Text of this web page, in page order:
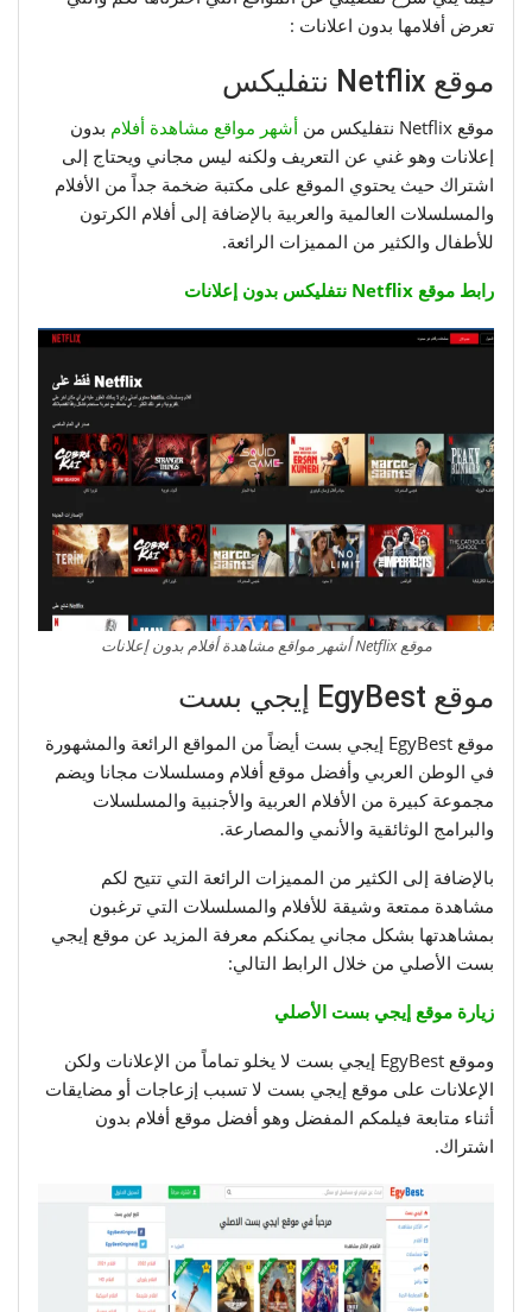
تعرض أفلامها بدون اعلانات :
موقع Netflix نتفليكس
موقع Netflix نتفليكس من أشهر مواقع مشاهدة أفلام بدون
إعلانات وهو غني عن التعريف ولكنه ليس مجاني ويحتاج إلى
اشتراك حيث يحتوي الموقع على مكتبة ضخمة جداً من الأفلام
والمسلسلات العالمية والعربية بالإضافة إلى أفلام الكرتون
للأطفال والكثير من المميزات الرائعة.
رابط موقع Netflix نتفليكس بدون إعلانات
موقع Netflix أشهر مواقع مشاهدة أفلام بدون إعلانات
موقع EgyBest إيجي بست
موقع EgyBest إيجي بست أيضاً من المواقع الرائعة والمشهورة
في الوطن العربي وأفضل موقع أفلام ومسلسلات مجانا ويضم
مجموعة كبيرة من الأفلام العربية والأجنبية والمسلسلات
والبرامج الوثائقية والأنمي والمصارعة.
بالإضافة إلى الكثير من المميزات الرائعة التي تتيح لكم
مشاهدة ممتعة وشيقة للأفلام والمسلسلات التي ترغبون
بمشاهدتها بشكل مجاني يمكنكم معرفة المزيد عن موقع إيجي
بست الأصلي من خلال الرابط التالي:
زيارة موقع إيجي بست الأصلي
وموقع EgyBest إيجي بست لا يخلو تماماً من الإعلانات ولكن
الإعلانات على موقع إيجي بست لا تسبب إزعاجات أو مضايقات
أثناء متابعة فيلمكم المفضل وهو أفضل موقع أفلام بدون
اشتراك.